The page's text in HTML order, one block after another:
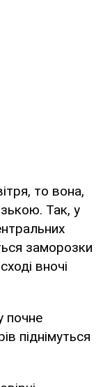
то вона,
Так, у
заморозки
вночі
почне
піднімуться